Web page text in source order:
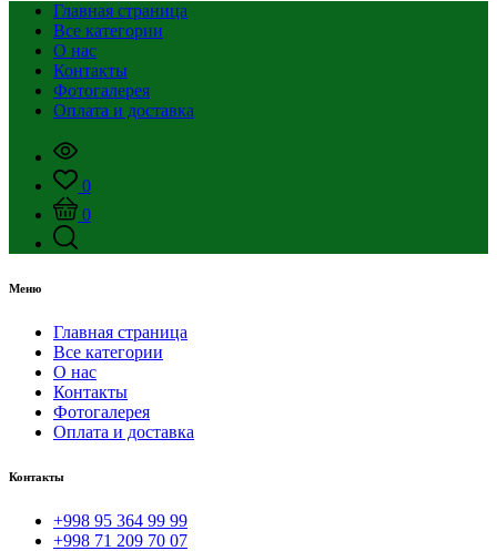
Главная страница
Все категории
О нас
Контакты
Фотогалерея
Оплата и доставка
0
0
Меню
Главная страница
Все категории
О нас
Контакты
Фотогалерея
Оплата и доставка
Контакты
+998 95 364 99 99
+998 71 209 70 07